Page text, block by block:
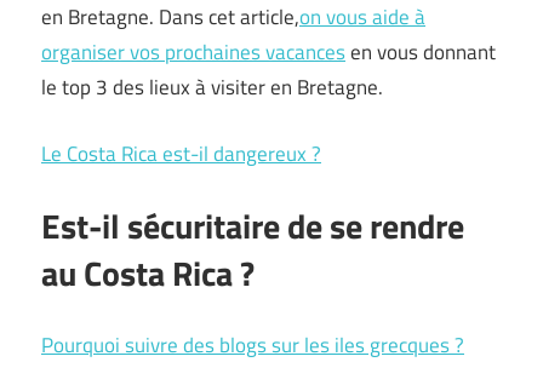
en Bretagne. Dans cet article,on vous aide à
organiser vos prochaines vacancesen vous donnant
le top 3 des lieux à visiter en Bretagne.
Le Costa Rica est-il dangereux ?
Est-il sécuritaire de se rendre
au Costa Rica ?
Pourquoi suivre des blogs sur les iles grecques ?